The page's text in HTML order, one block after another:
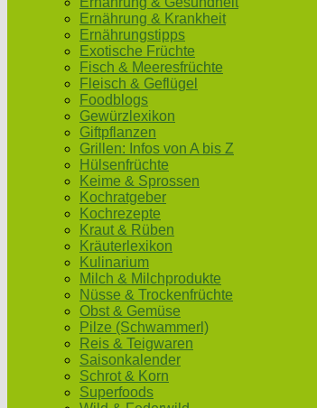
Ernährung & Krankheit
Ernährungstipps
Exotische Früchte
Fisch & Meeresfrüchte
Fleisch & Geflügel
Foodblogs
Gewürzlexikon
Giftpflanzen
Grillen: Infos von A bis Z
Hülsenfrüchte
Keime & Sprossen
Kochratgeber
Kochrezepte
Kraut & Rüben
Kräuterlexikon
Kulinarium
Milch & Milchprodukte
Nüsse & Trockenfrüchte
Obst & Gemüse
Pilze (Schwammerl)
Reis & Teigwaren
Saisonkalender
Schrot & Korn
Superfoods